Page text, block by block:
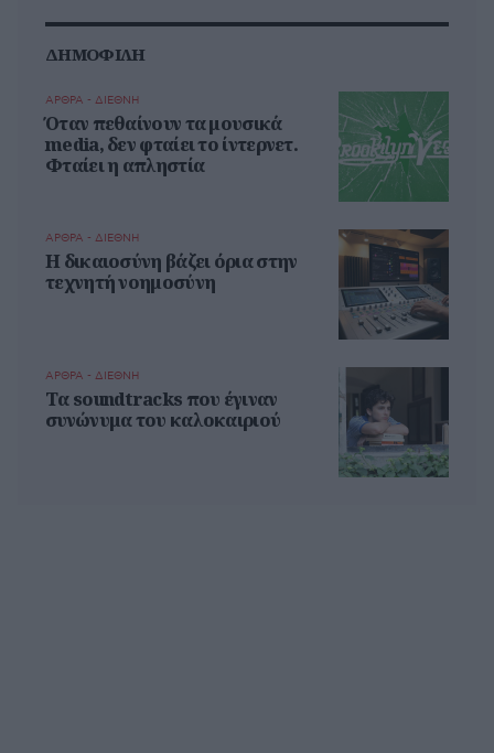
ΔΗΜΟΦΙΛΗ
ΑΡΘΡΑ - ΔΙΕΘΝΗ
Όταν πεθαίνουν τα μουσικά
media, δεν φταίει το ίντερνετ.
Φταίει η απληστία
ΑΡΘΡΑ - ΔΙΕΘΝΗ
Η δικαιοσύνη βάζει όρια στην
τεχνητή νοημοσύνη
ΑΡΘΡΑ - ΔΙΕΘΝΗ
Τα soundtracks που έγιναν
συνώνυμα του καλοκαιριού